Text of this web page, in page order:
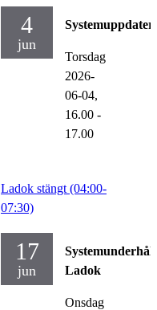
4
jun
Torsdag
2026-
06-04,
16.00 -
17.00
Ladok stängt (04:00-
07:30)
17
jun
Systemunderhåll
Ladok
Onsdag